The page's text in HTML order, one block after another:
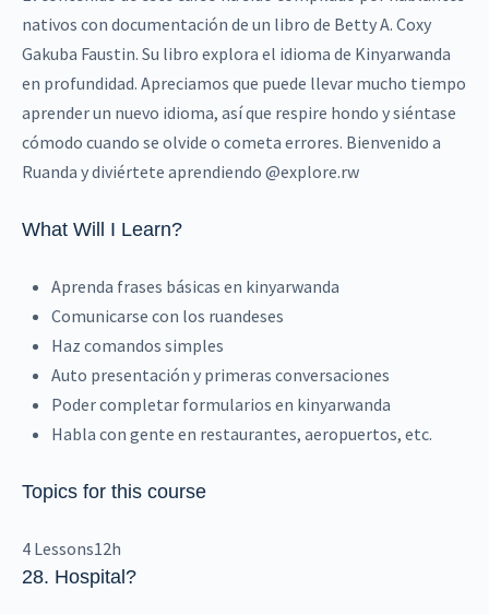
nativos con documentación de un libro de Betty A. Coxy
Gakuba Faustin. Su libro explora el idioma de Kinyarwanda
en profundidad. Apreciamos que puede llevar mucho tiempo
aprender un nuevo idioma, así que respire hondo y siéntase
cómodo cuando se olvide o cometa errores. Bienvenido a
Ruanda y diviértete aprendiendo @explore.rw
What Will I Learn?
Aprenda frases básicas en kinyarwanda
Comunicarse con los ruandeses
Haz comandos simples
Auto presentación y primeras conversaciones
Poder completar formularios en kinyarwanda
Habla con gente en restaurantes, aeropuertos, etc.
Topics for this course
4 Lessons12h
28. Hospital ?